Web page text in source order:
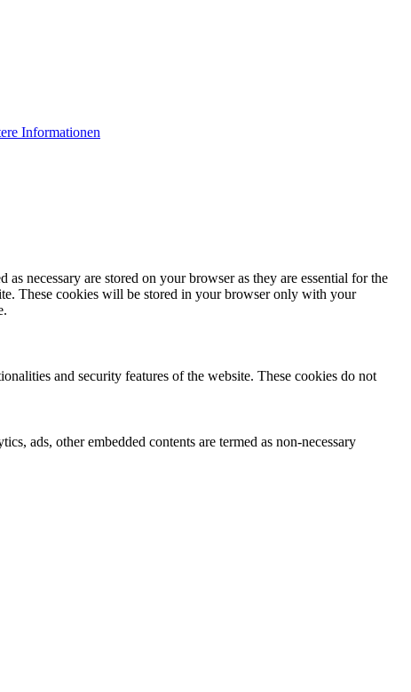
Informationen
necessary are stored on your browser as they are essential for the
These cookies will be stored in your browser only with your
and security features of the website. These cookies do not
ads, other embedded contents are termed as non-necessary